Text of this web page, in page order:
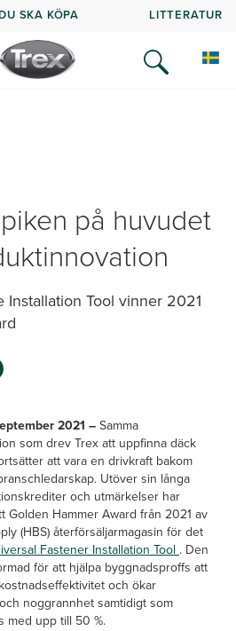
SKA KÖPA LITTERATUR
på huvudet
Installation Tool vinner 2021
2021 –Samma
som drev Trex att uppfinna däck
att vara en drivkraft bakom
Utöver sin långa
och utmärkelser har
Golden Hammer Award från 2021 av
(HBS) återförsäljarmagasin för det
Fastener Installation Tool . Den
för att hjälpa byggnadsproffs att
och ökar
noggrannhet samtidigt som
med upp till 50 %.